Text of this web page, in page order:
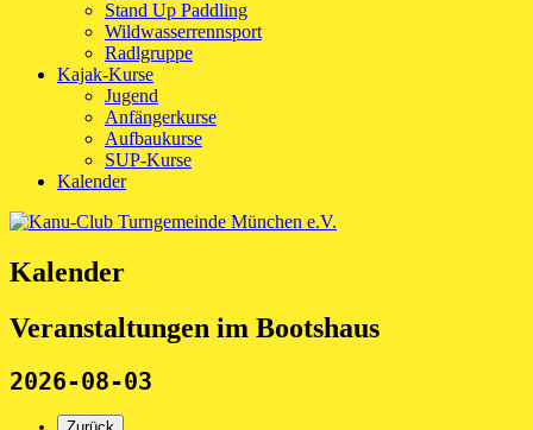
Stand Up Paddling
Wildwasserrennsport
Radlgruppe
Kajak-Kurse
Jugend
Anfängerkurse
Aufbaukurse
SUP-Kurse
Kalender
Kalender
Veranstaltungen im Bootshaus
2026-08-03